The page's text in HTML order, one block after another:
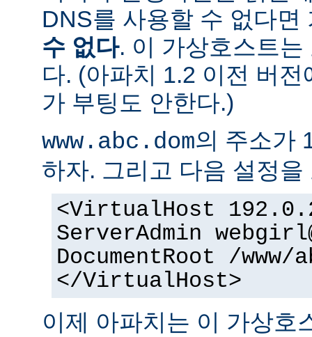
DNS를 사용할 수 없다
수 없다. 이 가상호스트
다. (아파치 1.2 이전 버
가 부팅도 안한다.)
www.abc.dom의 주소가
하자. 그리고 다음 설정을
<VirtualHost
ServerAdmin
DocumentRoot /www/
</VirtualHost>
이제 아파치는 이 가상호